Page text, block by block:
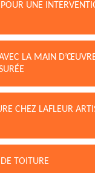
UNE
LA MAIN
CHEZ LAFLEUR
TOITURE